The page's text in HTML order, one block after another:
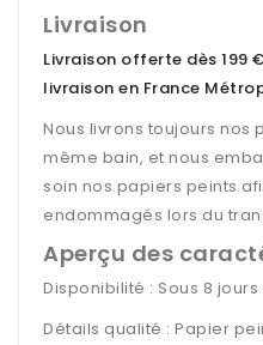
Livraison
Livraison offerte dès 199
livraison en France
Nous livrons toujours nos
même bain, et nous
soin nos papiers peints
endommagés lors du
Aperçu des
Disponibilité : Sous 8 jours
Détails qualité : Papier